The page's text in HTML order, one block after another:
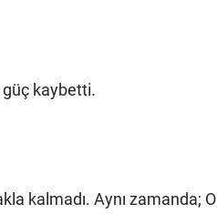
güç kaybetti.
kalmadı. Aynı zamanda;